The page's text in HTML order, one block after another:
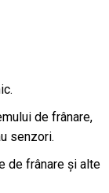
de frânare,
senzori.
de frânare și alte